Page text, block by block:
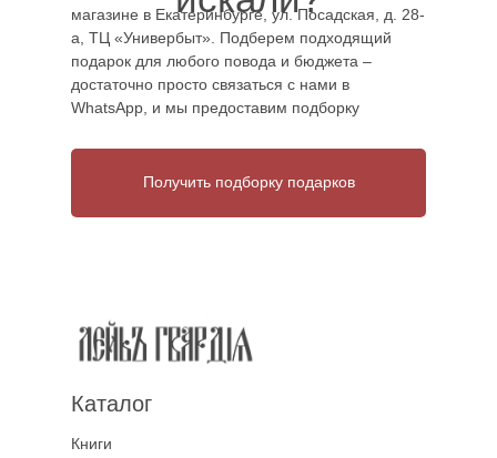
магазине в Екатеринбурге, ул. Посадская, д. 28-
а, ТЦ «Универбыт». Подберем подходящий
подарок для любого повода и бюджета –
достаточно просто связаться с нами в
WhatsApp, и мы предоставим подборку
Получить подборку подарков
Каталог
Книги